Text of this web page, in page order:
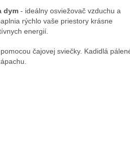
dym - ideálny osviežovač vzduchu a
rýchlo vaše priestory krásne
energií.
čajovej sviečky. Kadidlá